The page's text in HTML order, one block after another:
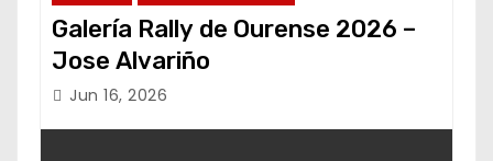
Galería Rally de Ourense 2026 –
Jose Alvariño
Jun 16, 2026